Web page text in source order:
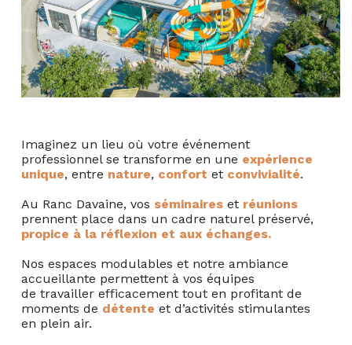
Imaginez un lieu où votre événement
professionnel se transforme en une expérience
unique, entre nature, confort et convivialité.
Au Ranc Davaine, vos séminaires et réunions
prennent place dans un cadre naturel préservé,
propice à la réflexion et aux échanges.
Nos espaces modulables et notre ambiance
accueillante permettent à vos équipes
de travailler efficacement tout en profitant de
moments de détente et d’activités stimulantes
en plein air.